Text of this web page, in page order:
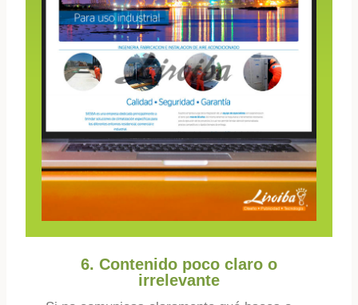
6. Contenido poco claro o
irrelevante